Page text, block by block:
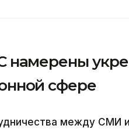
сфере
между СМИ